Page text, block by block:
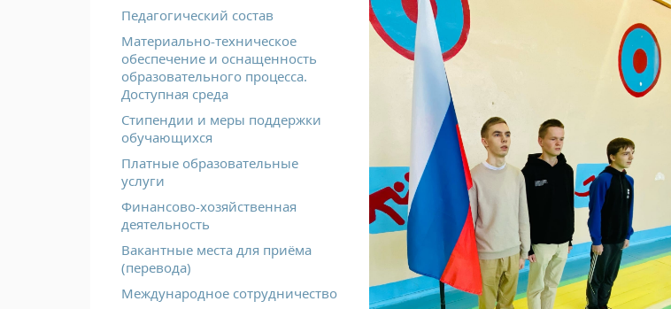
Педагогический состав
Материально-техническое
обеспечение и оснащенность
образовательного процесса.
Доступная среда
Стипендии и меры поддержки
обучающихся
Платные образовательные
услуги
Финансово-хозяйственная
деятельность
Вакантные места для приёма
(перевода)
Международное сотрудничество